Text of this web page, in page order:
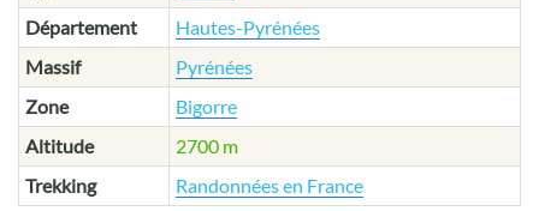
Département
Hautes-Pyrénées
Massif
Pyrénées
Zone
Bigorre
Altitude
2700 m
Trekking
Randonnées en France